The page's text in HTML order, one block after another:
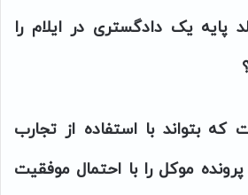
پایه یک دادگستری در ایلام را
بتواند با استفاده از تجارب
موکل را با احتمال موفقیت